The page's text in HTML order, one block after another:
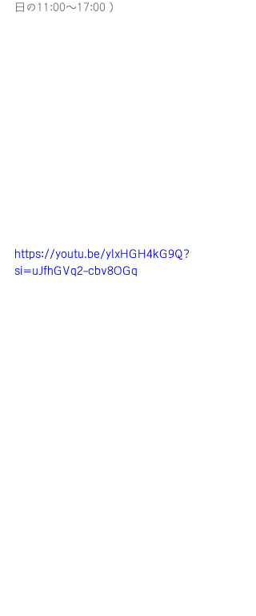
日の11:00〜17:00 ）
https://youtu.be/ylxHGH4kG9Q?
si=uJfhGVq2-cbv8OGq